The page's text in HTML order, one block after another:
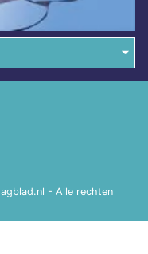
- Alle rechten